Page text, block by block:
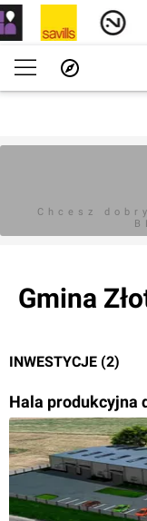
Chcesz
Gmina
INWESTYCJE (2)
Hala produkcyjna